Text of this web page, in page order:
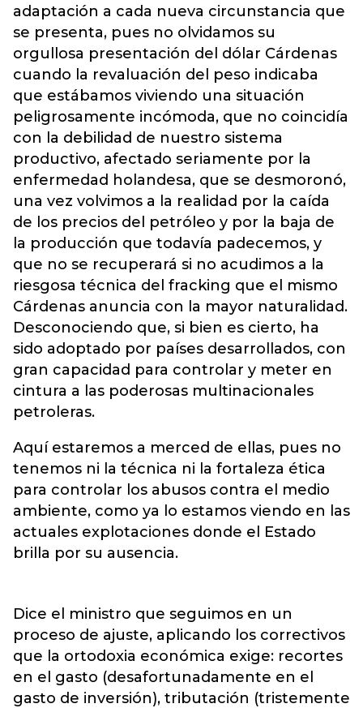
adaptación a cada nueva circunstancia que
se presenta, pues no olvidamos su
orgullosa presentación del dólar Cárdenas
cuando la revaluación del peso indicaba
que estábamos viviendo una situación
peligrosamente incómoda, que no coincidía
con la debilidad de nuestro sistema
productivo, afectado seriamente por la
enfermedad holandesa, que se desmoronó,
una vez volvimos a la realidad por la caída
de los precios del petróleo y por la baja de
la producción que todavía padecemos, y
que no se recuperará si no acudimos a la
riesgosa técnica del fracking que el mismo
Cárdenas anuncia con la mayor naturalidad.
Desconociendo que, si bien es cierto, ha
sido adoptado por países desarrollados, con
gran capacidad para controlar y meter en
cintura a las poderosas multinacionales
petroleras.
Aquí estaremos a merced de ellas, pues no
tenemos ni la técnica ni la fortaleza ética
para controlar los abusos contra el medio
ambiente, como ya lo estamos viendo en las
actuales explotaciones donde el Estado
brilla por su ausencia.
Dice el ministro que seguimos en un
proceso de ajuste, aplicando los correctivos
que la ortodoxia económica exige: recortes
en el gasto (desafortunadamente en el
gasto de inversión), tributación (tristemente